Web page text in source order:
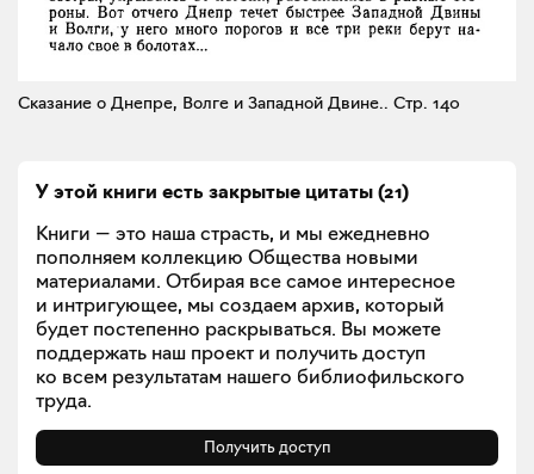
Cказание о Днепре, Волге и Западной Двине.. Стр. 140
У этой книги есть закрытые цитаты (21)
Книги — это наша страсть, и мы ежедневно
пополняем коллекцию Общества новыми
материалами. Отбирая все самое интересное
и интригующее, мы создаем архив, который
будет постепенно раскрываться. Вы можете
поддержать наш проект и получить доступ
ко всем результатам нашего библиофильского
труда.
Получить доступ